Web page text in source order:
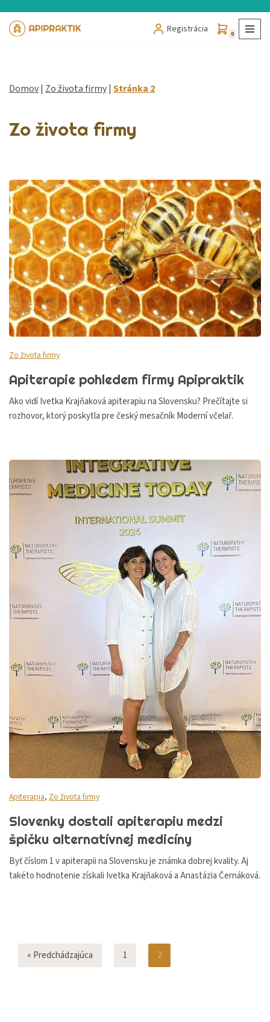
Preskočiť
Registrácia 0
Domov| Zo života firmy| Stránka 2
Zo života firmy
Apiterapie pohledem firmy Apipraktik
Zo života firmy
Ako vidí Ivetka Krajňaková apiterapiu na Slovensku? Prečítajte si
rozhovor, ktorý poskytla pre český mesačník Moderní včelař.
Slovenky dostali apiterapiu medzi
špičku alternatívnej medicíny
Apiterapia, Zo života firmy
Byť číslom 1 v apiterapii na Slovensku je známka dobrej kvality. Aj
takéto hodnotenie získali Ivetka Krajňaková a Anastázia Černáková.
« Predchádzajúca 1 2